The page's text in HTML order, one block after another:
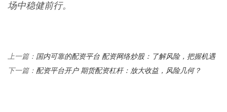
场中稳健前行。
上一篇： 国内可靠的配资平台 配资网络炒股：了解风险，把握机遇
下一篇： 配资平台开户 期货配资杠杆：放大收益，风险几何？